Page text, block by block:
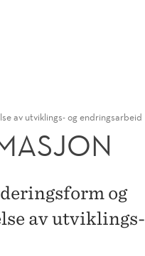
av utviklings- og endringsarbeid
og
av utviklings-